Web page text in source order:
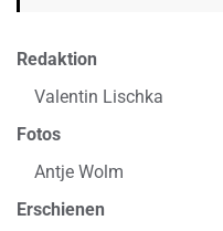
Redaktion
Valentin Lischka
Fotos
Antje Wolm
Erschienen